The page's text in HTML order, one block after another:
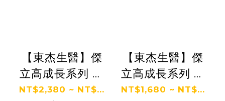
【東杰生醫】傑
立高成長系列 粉
寶套組
NT$2,380 ~ NT$...
【東杰生醫】傑
立高成長系列 成
長果凍套組
NT$1,680 ~ NT$...